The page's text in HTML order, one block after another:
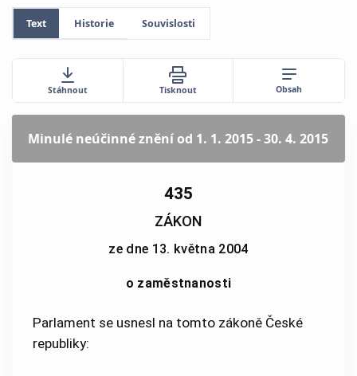
Text Historie Souvislosti
Stáhnout Tisknout Obsah
Minulé neúčinné zněníod 1. 1. 2015 - 30. 4. 2015
435
ZÁKON
ze dne 13. května 2004
o zaměstnanosti
Parlament se usnesl na tomto zákoně České
republiky: